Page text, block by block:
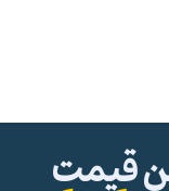
قیمت